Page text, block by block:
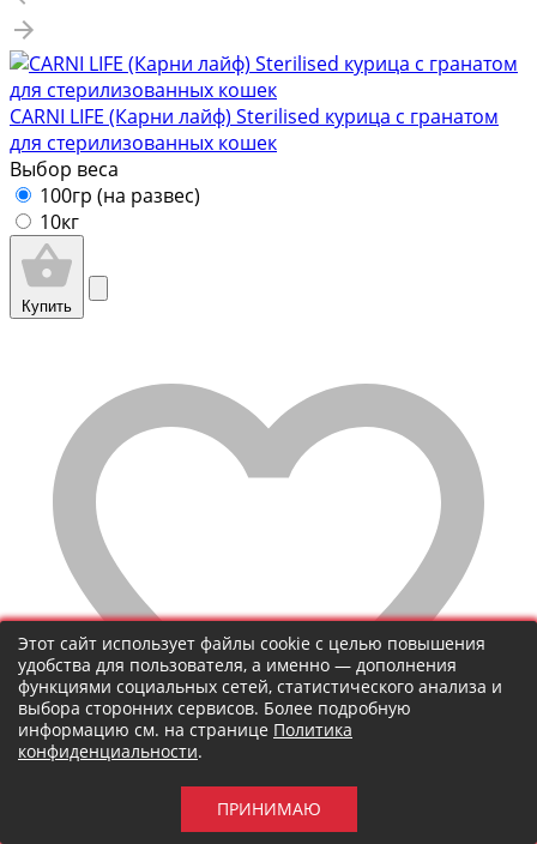
CARNI LIFE (Карни лайф) Sterilised курица с гранатом
для стерилизованных кошек
Выбор веса
100гр (на развес)
10кг
Купить
Этот сайт использует файлы cookie с целью повышения
удобства для пользователя, а именно — дополнения
функциями социальных сетей, статистического анализа и
выбора сторонних сервисов. Более подробную
информацию см. на странице Политика
конфиденциальности.
ПРИНИМАЮ